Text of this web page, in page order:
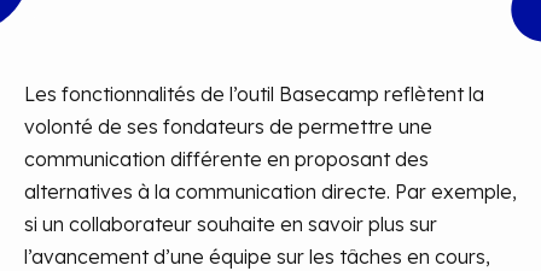
Les fonctionnalités de l’outil Basecamp reflètent la
volonté de ses fondateurs de permettre une
communication différente en proposant des
alternatives à la communication directe. Par exemple,
si un collaborateur souhaite en savoir plus sur
l’avancement d’une équipe sur les tâches en cours,